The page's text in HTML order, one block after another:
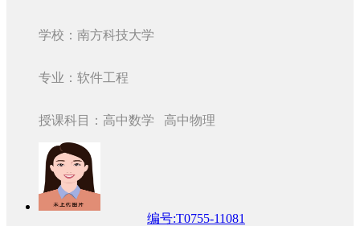
学校：南方科技大学
专业：软件工程
授课科目：高中数学 高中物理
编号:T0755-11081